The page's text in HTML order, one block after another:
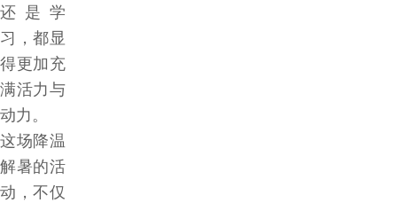
还是学
习，都显
得更加充
满活力与
动力。
这场降温
解暑的活
动，不仅